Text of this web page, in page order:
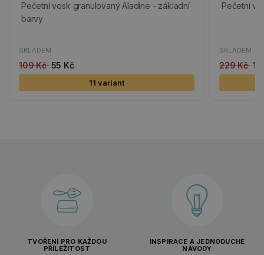
Pečetní vosk granulovaný Aladine - základní
barvy
SKLADEM
109 Kč 55 Kč
11 variant
Pečetní
SKLADEM
229 Kč
TVOŘENÍ PRO KAŽDOU
PŘÍLEŽITOST
INSPIRACE A JEDNODUCHÉ
NÁVODY